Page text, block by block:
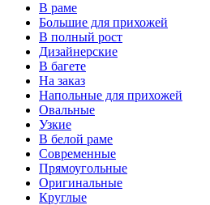
В раме
Большие для прихожей
В полный рост
Дизайнерские
В багете
На заказ
Напольные для прихожей
Овальные
Узкие
В белой раме
Современные
Прямоугольные
Оригинальные
Круглые